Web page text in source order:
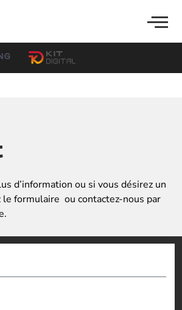
d’information ou si vous désirez un
formulaire ou contactez-nous par